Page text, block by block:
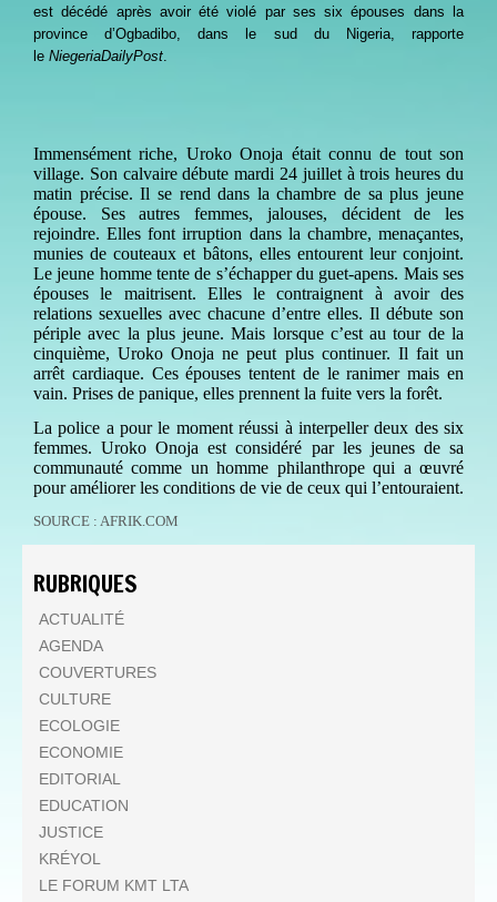
est décédé après avoir été violé par ses six épouses dans la
province d’Ogbadibo, dans le sud du Nigeria, rapporte
le NiegeriaDailyPost.
Immensément riche, Uroko Onoja était connu de tout son
village. Son calvaire débute mardi 24 juillet à trois heures du
matin précise. Il se rend dans la chambre de sa plus jeune
épouse. Ses autres femmes, jalouses, décident de les
rejoindre. Elles font irruption dans la chambre, menaçantes,
munies de couteaux et bâtons, elles entourent leur conjoint.
Le jeune homme tente de s’échapper du guet-apens. Mais ses
épouses le maitrisent. Elles le contraignent à avoir des
relations sexuelles avec chacune d’entre elles. Il débute son
périple avec la plus jeune. Mais lorsque c’est au tour de la
cinquième, Uroko Onoja ne peut plus continuer. Il fait un
arrêt cardiaque. Ces épouses tentent de le ranimer mais en
vain. Prises de panique, elles prennent la fuite vers la forêt.
La police a pour le moment réussi à interpeller deux des six
femmes. Uroko Onoja est considéré par les jeunes de sa
communauté comme un homme philanthrope qui a œuvré
pour améliorer les conditions de vie de ceux qui l’entouraient.
SOURCE : AFRIK.COM
RUBRIQUES
ACTUALITÉ
AGENDA
COUVERTURES
CULTURE
ECOLOGIE
ECONOMIE
EDITORIAL
EDUCATION
JUSTICE
KRÉYOL
LE FORUM KMT LTA